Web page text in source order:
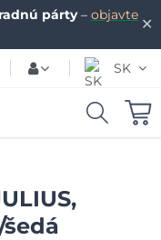
✕
párty– objavte
SK
šedá